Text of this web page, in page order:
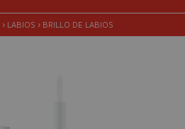
› LABIOS › BRILLO DE LABIOS